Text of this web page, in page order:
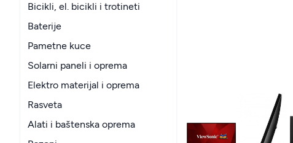
Bicikli, el. bicikli i trotineti
Baterije
Pametne kuce
Solarni paneli i oprema
Elektro materijal i oprema
Rasveta
Alati i baštenska oprema